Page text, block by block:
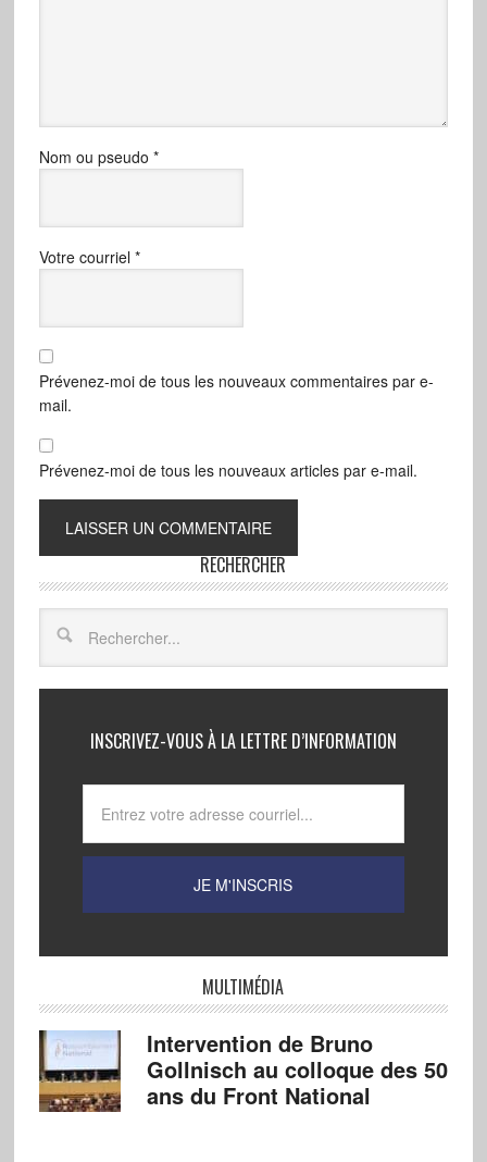
Nom ou pseudo *
Votre courriel *
Prévenez-moi de tous les nouveaux commentaires par e-
mail.
Prévenez-moi de tous les nouveaux articles par e-mail.
RECHERCHER
INSCRIVEZ-VOUS À LA LETTRE D’INFORMATION
MULTIMÉDIA
Intervention de Bruno
Gollnisch au colloque des 50
ans du Front National